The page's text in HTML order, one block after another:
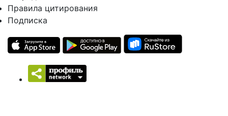
Правила цитирования
Подписка